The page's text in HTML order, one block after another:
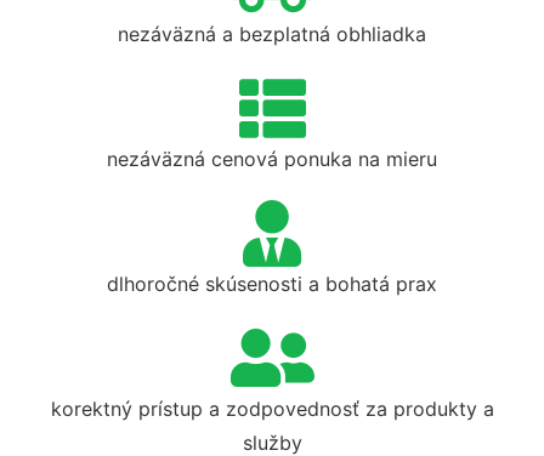
nezáväzná a bezplatná obhliadka
nezáväzná cenová ponuka na mieru
dlhoročné skúsenosti a bohatá prax
korektný prístup a zodpovednosť za produkty a
služby